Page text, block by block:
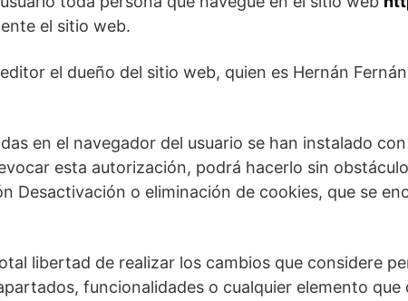
el sitio web.
el dueño del sitio web, quien es Hernán
en el navegador del usuario se han instalado
esta autorización, podrá hacerlo sin
Desactivación o eliminación de cookies, que se
libertad de realizar los cambios que considere
funcionalidades o cualquier elemento que